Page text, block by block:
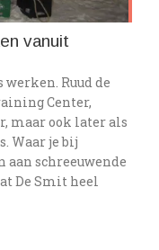
vanuit
Ruud de
Center,
maar ook later als
Waar je bij
schreeuwende
De Smit heel